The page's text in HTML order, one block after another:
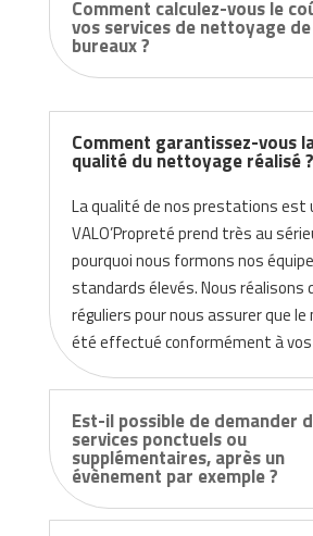
Comment calculez-vous le
vos services de nettoyage de
bureaux ?
Comment garantissez-vous
qualité du nettoyage réalisé ?
La qualité de nos prestations est
VALO’Propreté prend très au
pourquoi nous formons nos
standards élevés. Nous réalisons
réguliers pour nous assurer que
été effectué conformément à
Est-il possible de demander
services ponctuels ou
supplémentaires, après un
évènement par exemple ?